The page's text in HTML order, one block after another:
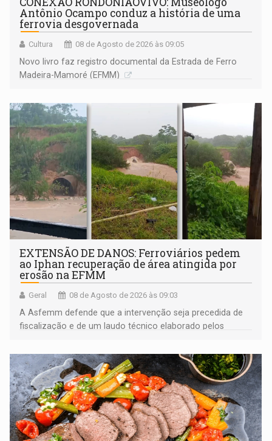
Antônio Ocampo conduz a história de uma
ferrovia desgovernada
Cultura 08 de Agosto de 2026 às 09:05
Novo livro faz registro documental da Estrada de Ferro
Madeira-Mamoré (EFMM)
EXTENSÃO DE DANOS: Ferroviários pedem
ao Iphan recuperação de área atingida por
erosão na EFMM
Geral 08 de Agosto de 2026 às 09:03
A Asfemm defende que a intervenção seja precedida de
fiscalização e de um laudo técnico elaborado pelos